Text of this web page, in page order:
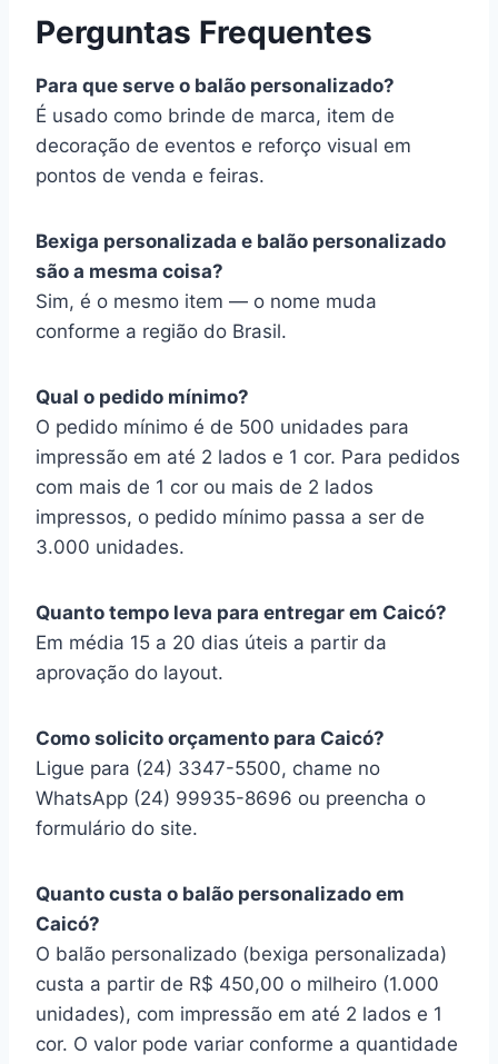
Perguntas Frequentes
Para que serve o balão personalizado?
É usado como brinde de marca, item de
decoração de eventos e reforço visual em
pontos de venda e feiras.
Bexiga personalizada e balão personalizado
são a mesma coisa?
Sim, é o mesmo item — o nome muda
conforme a região do Brasil.
Qual o pedido mínimo?
O pedido mínimo é de 500 unidades para
impressão em até 2 lados e 1 cor. Para pedidos
com mais de 1 cor ou mais de 2 lados
impressos, o pedido mínimo passa a ser de
3.000 unidades.
Quanto tempo leva para entregar em Caicó?
Em média 15 a 20 dias úteis a partir da
aprovação do layout.
Como solicito orçamento para Caicó?
Ligue para (24) 3347-5500, chame no
WhatsApp (24) 99935-8696 ou preencha o
formulário do site.
Quanto custa o balão personalizado em
Caicó?
O balão personalizado (bexiga personalizada)
custa a partir de R$ 450,00 o milheiro (1.000
unidades), com impressão em até 2 lados e 1
cor. O valor pode variar conforme a quantidade